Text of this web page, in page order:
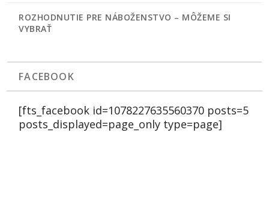
ROZHODNUTIE PRE NÁBOŽENSTVO – MÔŽEME SI
VYBRAŤ
FACEBOOK
[fts_facebook id=1078227635560370 posts=5
posts_displayed=page_only type=page]